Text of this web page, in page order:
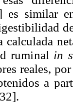
es similar
calculada
ruminal in
reales,
a